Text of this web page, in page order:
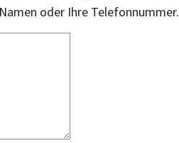
oder Ihre Telefonnummer.